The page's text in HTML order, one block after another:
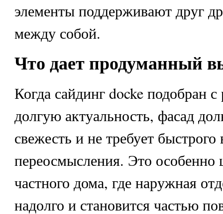
элементы поддерживают друг
между собой.
Что дает продуманный
Когда сайдинг docke подобран с
долгую актуальность, фасад
свежесть и не требует быстрого
переосмысления. Это особенно
частного дома, где наружная
надолго и становится частью